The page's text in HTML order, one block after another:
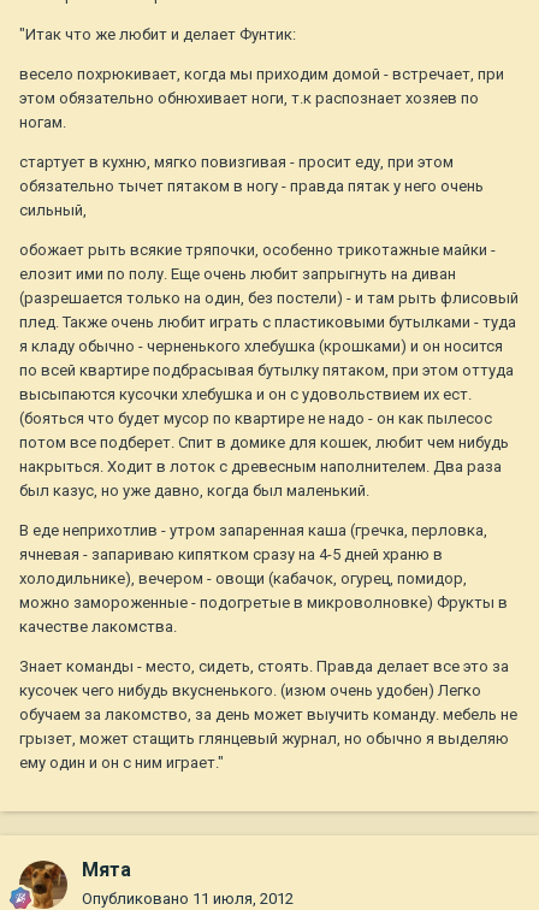
"Итак что же любит и делает Фунтик:
весело похрюкивает, когда мы приходим домой - встречает, при
этом обязательно обнюхивает ноги, т.к распознает хозяев по
ногам.
стартует в кухню, мягко повизгивая - просит еду, при этом
обязательно тычет пятаком в ногу - правда пятак у него очень
сильный,
обожает рыть всякие тряпочки, особенно трикотажные майки -
елозит ими по полу. Еще очень любит запрыгнуть на диван
(разрешается только на один, без постели) - и там рыть флисовый
плед. Также очень любит играть с пластиковыми бутылками - туда
я кладу обычно - черненького хлебушка (крошками) и он носится
по всей квартире подбрасывая бутылку пятаком, при этом оттуда
высыпаются кусочки хлебушка и он с удовольствием их ест.
(бояться что будет мусор по квартире не надо - он как пылесос
потом все подберет. Спит в домике для кошек, любит чем нибудь
накрыться. Ходит в лоток с древесным наполнителем. Два раза
был казус, но уже давно, когда был маленький.
В еде неприхотлив - утром запаренная каша (гречка, перловка,
ячневая - запариваю кипятком сразу на 4-5 дней храню в
холодильнике), вечером - овощи (кабачок, огурец, помидор,
можно замороженные - подогретые в микроволновке) Фрукты в
качестве лакомства.
Знает команды - место, сидеть, стоять. Правда делает все это за
кусочек чего нибудь вкусненького. (изюм очень удобен) Легко
обучаем за лакомство, за день может выучить команду. мебель не
грызет, может стащить глянцевый журнал, но обычно я выделяю
ему один и он с ним играет."
Мята
Опубликовано 11 июля, 2012